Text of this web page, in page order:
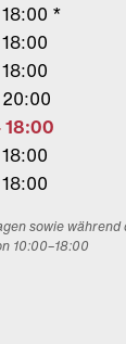
*
sowie
10:00–18:00